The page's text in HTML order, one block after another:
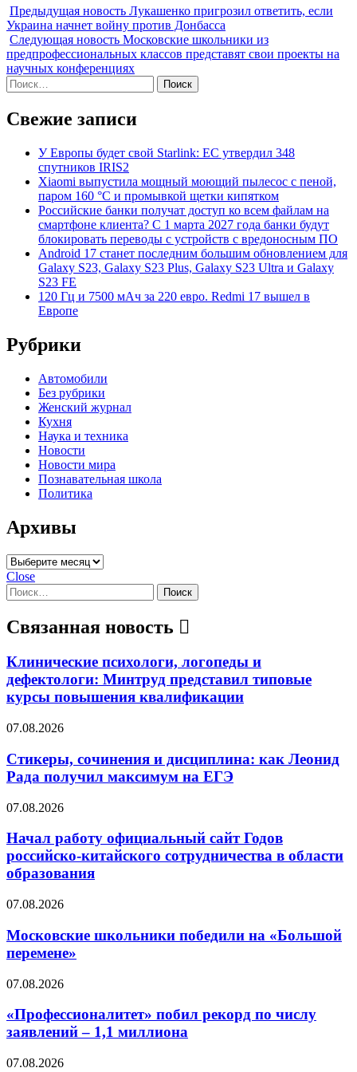
Предыдущая новость Лукашенко пригрозил ответить, если
Украина начнет войну против Донбасса
Следующая новость Московские школьники из
предпрофессиональных классов представят свои проекты на
научных конференциях
Найти:
Свежие записи
У Европы будет свой Starlink: ЕС утвердил 348
спутников IRIS2
Xiaomi выпустила мощный моющий пылесос с пеной,
паром 160 °C и промывкой щетки кипятком
Российские банки получат доступ ко всем файлам на
смартфоне клиента? С 1 марта 2027 года банки будут
блокировать переводы с устройств с вредоносным ПО
Android 17 станет последним большим обновлением для
Galaxy S23, Galaxy S23 Plus, Galaxy S23 Ultra и Galaxy
S23 FE
120 Гц и 7500 мАч за 220 евро. Redmi 17 вышел в
Европе
Рубрики
Автомобили
Без рубрики
Женский журнал
Кухня
Наука и техника
Новости
Новости мира
Познавательная школа
Политика
Архивы
Архивы
Close
Найти:
Связанная новость
Клинические психологи, логопеды и
дефектологи: Минтруд представил типовые
курсы повышения квалификации
07.08.2026
Стикеры, сочинения и дисциплина: как Леонид
Рада получил максимум на ЕГЭ
07.08.2026
Начал работу официальный сайт Годов
российско-китайского сотрудничества в области
образования
07.08.2026
Московские школьники победили на «Большой
перемене»
07.08.2026
«Профессионалитет» побил рекорд по числу
заявлений – 1,1 миллиона
07.08.2026